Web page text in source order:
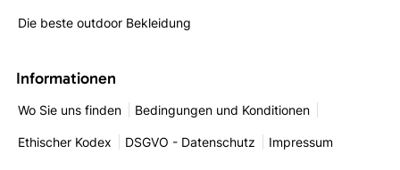
Die beste outdoor Bekleidung
Informationen
Wo Sie uns finden Bedingungen und Konditionen
Ethischer Kodex DSGVO - Datenschutz Impressum